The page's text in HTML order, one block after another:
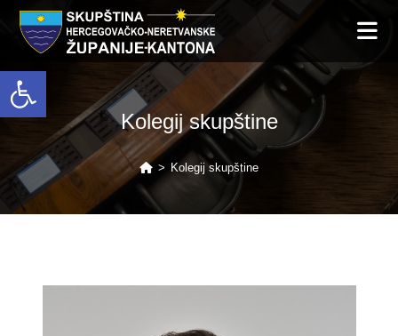
Open toolbar
Kolegij skupštine
> Kolegij skupštine